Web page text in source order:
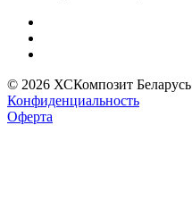
© 2026 ХСКомпозит Беларусь
Конфиденциальность
Оферта